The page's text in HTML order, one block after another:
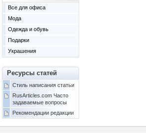
Все для офиса
Мода
Одежда и обувь
Подарки
Украшения
Ресурсы статей
Стиль написания статьи
RusArticles.com Часто
задаваемые вопросы
Рекомендации редакции